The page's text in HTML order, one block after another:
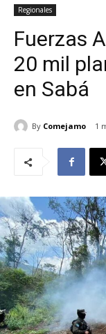
Regionales
Fuerzas
20 mil
en Sabá
By Comejamo 1